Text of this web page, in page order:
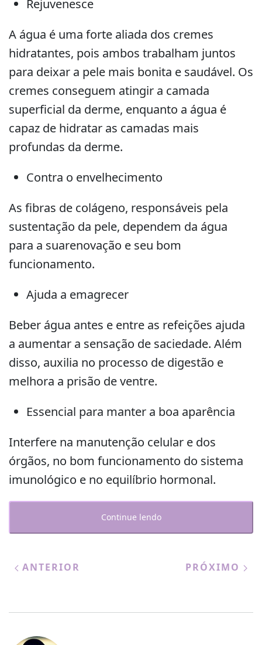
Rejuvenesce
A água é uma forte aliada dos cremes
hidratantes, pois ambos trabalham juntos
para deixar a pele mais bonita e saudável. Os
cremes conseguem atingir a camada
superficial da derme, enquanto a água é
capaz de hidratar as camadas mais
profundas da derme.
Contra o envelhecimento
As fibras de colágeno, responsáveis pela
sustentação da pele, dependem da água
para a suarenovação e seu bom
funcionamento.
Ajuda a emagrecer
Beber água antes e entre as refeições ajuda
a aumentar a sensação de saciedade. Além
disso, auxilia no processo de digestão e
melhora a prisão de ventre.
Essencial para manter a boa aparência
Interfere na manutenção celular e dos
órgãos, no bom funcionamento do sistema
imunológico e no equilíbrio hormonal.
Continue lendo
ANTERIOR PRÓXIMO